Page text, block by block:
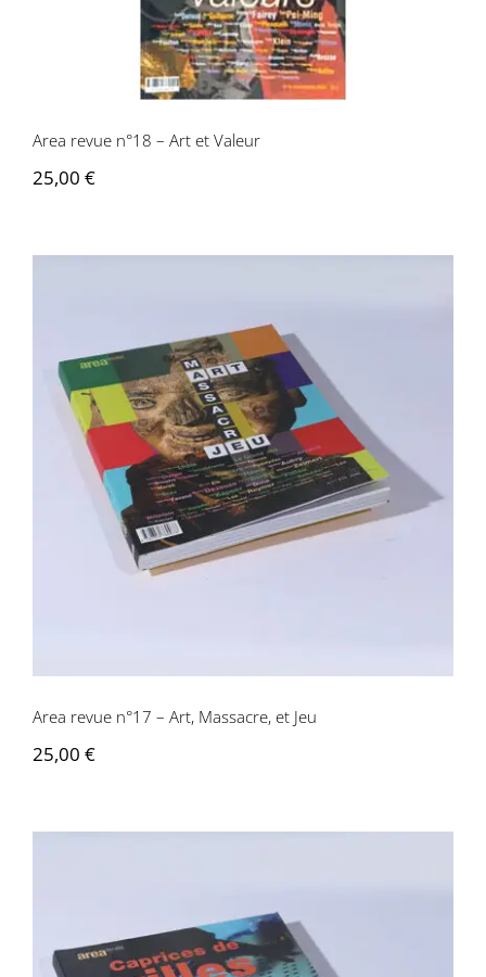
Area revue n°18 – Art et Valeur
25,00 €
Area revue n°17 – Art, Massacre, et Jeu
Area revue n°17 – Art, Massacre, et Jeu
25,00 €